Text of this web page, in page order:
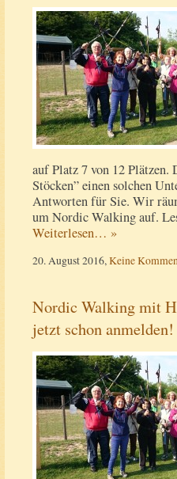
auf Platz 7 von 12 Plätzen.
Stöcken” einen solchen
Antworten für Sie. Wir
um Nordic Walking auf.
Weiterlesen… »
20. August 2016,Keine
Nordic Walking mit
jetzt schon anmelden!